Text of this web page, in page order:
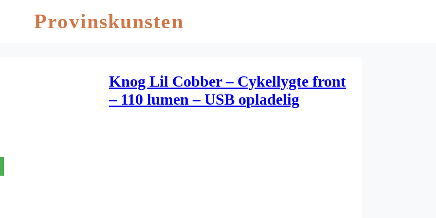
Provinskunsten
Knog Lil Cobber – Cykellygte front
– 110 lumen – USB opladelig